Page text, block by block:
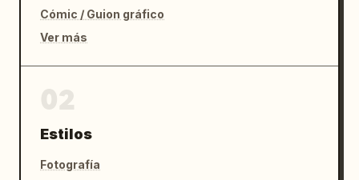
Cómic / Guion gráfico
Ver más
Estilos
Fotografía